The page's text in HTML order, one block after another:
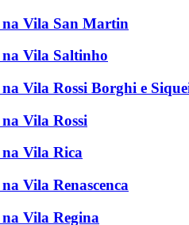
na Vila San Martin
Vila Saltinho
Vila Rossi Borghi e
Vila Rossi
Vila Rica
Vila Renascenca
Vila Regina